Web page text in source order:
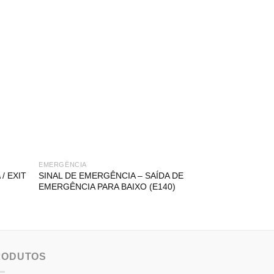
/ EXIT
EMERGÊNCIA
SINAL DE EMERGÊNCIA – SAÍDA DE
EMERGÊNCIA PARA BAIXO (E140)